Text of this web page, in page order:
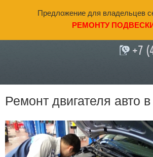
Предложение для владельцев
РЕМОНТУ
+7
Ремонт двигателя авто